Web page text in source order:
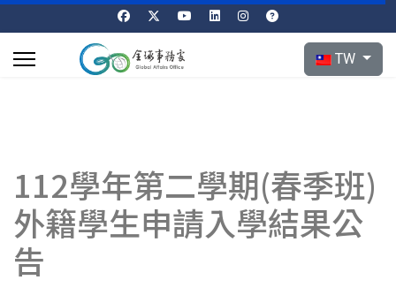
選擇你的語言
TW
112學年第二學期(春季班)
外籍學生申請入學結果公
告